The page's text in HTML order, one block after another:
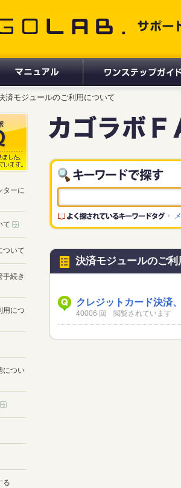
済モジュールのご利用について
決済モジュールのご利
クレジットカード決済
40006 回 閲覧されています
ターに
て
ついて
手続き
用につ
につい
る